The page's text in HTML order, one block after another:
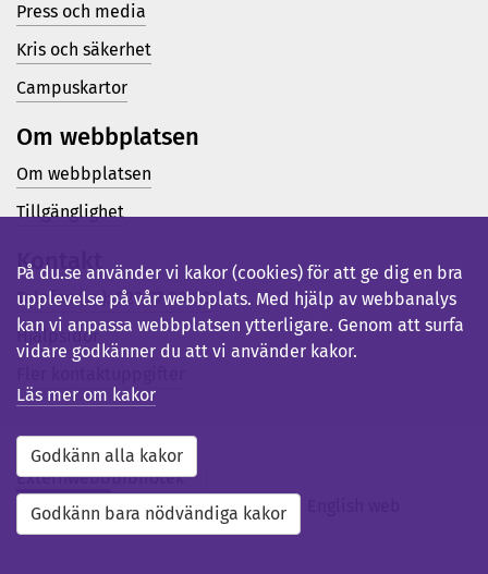
Press och media
Kris och säkerhet
Campuskartor
Om webbplatsen
Om webbplatsen
Tillgänglighet
Kontakt
Telefon (vx): 023-77 80 00
Hjälpsidor
ExternwebbBibliotek
StudentwebbMedarbetarwebb
På du.se använder vi kakor (cookies) för att ge dig en bra
upplevelse på vår webbplats. Med hjälp av webbanalys
kan vi anpassa webbplatsen ytterligare. Genom att surfa
vidare godkänner du att vi använder kakor.
Läs mer om kakor
Godkänn alla kakor
Godkänn bara nödvändiga kakor